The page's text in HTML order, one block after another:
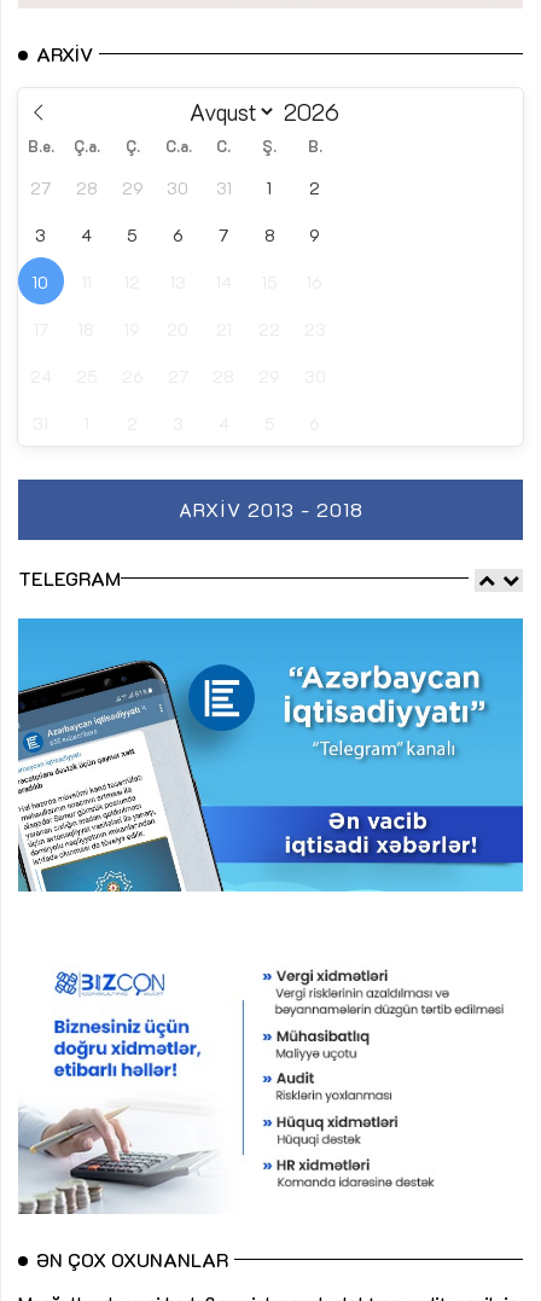
ARXIV
B.e. Ç.a. Ç. C.a. C. Ş. B.
27 28 29 30 31 1 2
3 4 5 6 7 8 9
10
ARXIV 2013 - 2018
TELEGRAM
ƏN ÇOX OXUNANLAR